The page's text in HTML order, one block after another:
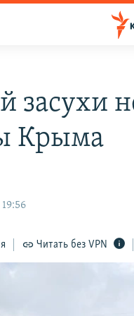
засухи
Крыма
Читать без VPN